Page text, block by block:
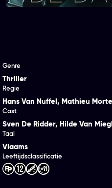
Genre
Thriller
Regie
Hans Van Nuffel, Mathieu
Cast
Sven De Ridder, Hilde Van
Taal
Vlaams
Leeftijdsclassificatie